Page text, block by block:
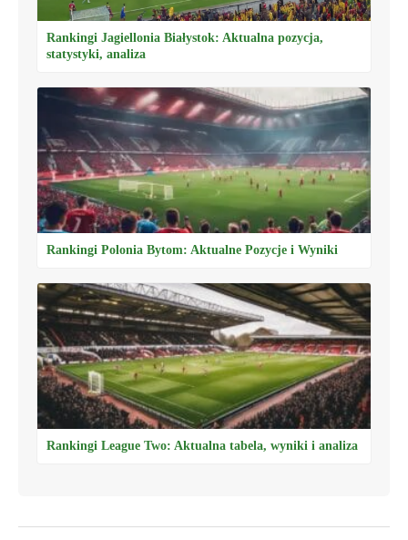
Rankingi Jagiellonia Białystok: Aktualna pozycja,
statystyki, analiza
Rankingi Polonia Bytom: Aktualne Pozycje i Wyniki
Rankingi League Two: Aktualna tabela, wyniki i analiza